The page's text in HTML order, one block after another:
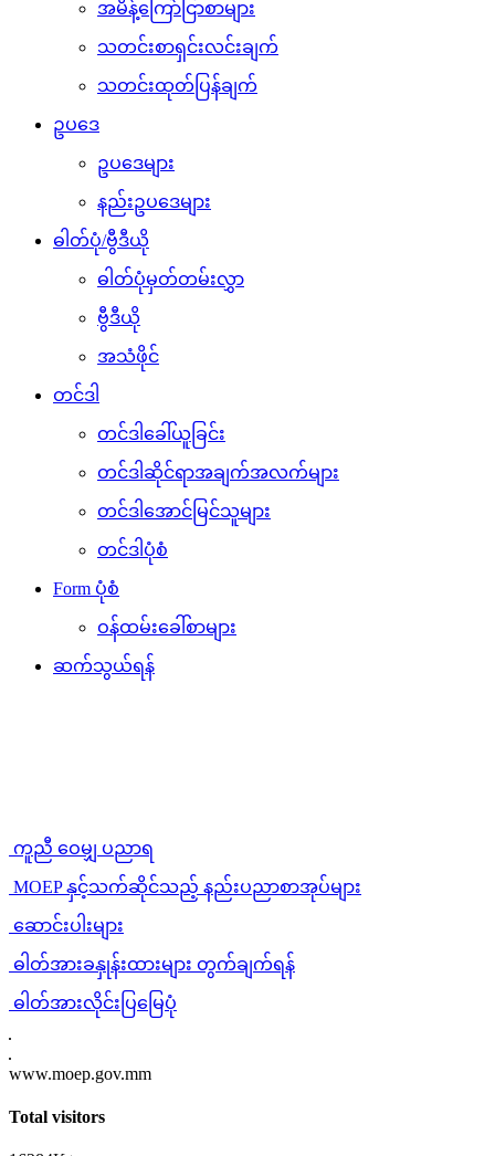
အမိန့်ကြော်ငြာစာများ
သတင်းစာရှင်းလင်းချက်
သတင်းထုတ်ပြန်ချက်
ဥပဒေ
ဥပဒေများ
နည်းဥပဒေများ
ဓါတ်ပုံ/ဗွီဒီယို
ဓါတ်ပုံမှတ်တမ်းလွှာ
ဗွီဒီယို
အသံဖိုင်
တင်ဒါ
တင်ဒါခေါ်ယူခြင်း
တင်ဒါဆိုင်ရာအချက်အလက်များ
တင်ဒါအောင်မြင်သူများ
တင်ဒါပုံစံ
Form ပုံစံ
ဝန်ထမ်းခေါ်စာများ
ဆက်သွယ်ရန်
ကူညီ ဝေမျှ ပညာရ
MOEP နှင့်သက်ဆိုင်သည့် နည်းပညာစာအုပ်များ
ဆောင်းပါးများ
ဓါတ်အားခနှုန်းထားများ တွက်ချက်ရန်
ဓါတ်အားလိုင်းပြမြေပုံ
www.moep.gov.mm
Total visitors